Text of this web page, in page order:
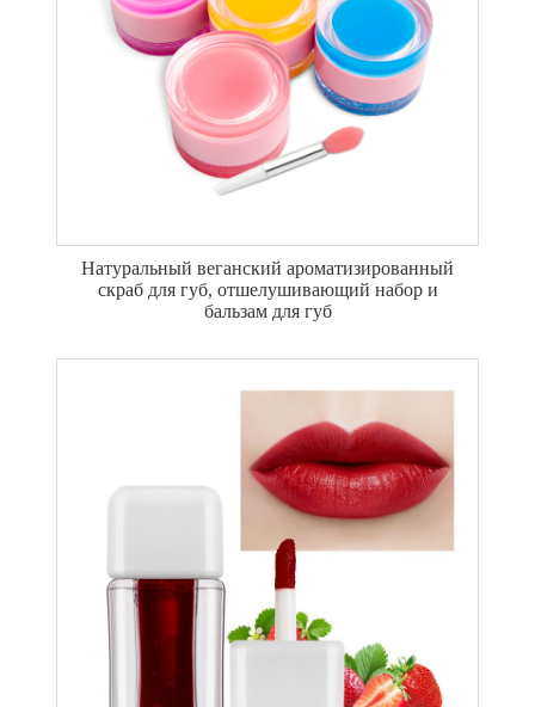
Натуральный веганский ароматизированный
скраб для губ, отшелушивающий набор и
бальзам для губ